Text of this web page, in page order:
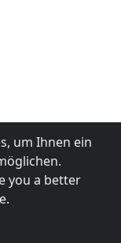
um Ihnen ein
you a better